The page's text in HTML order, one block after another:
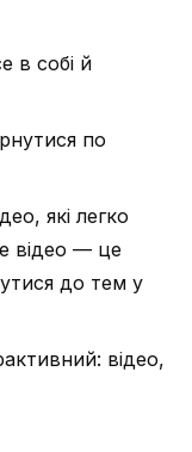
в собі й
по
які легко
відео — це
до тем у
відео,